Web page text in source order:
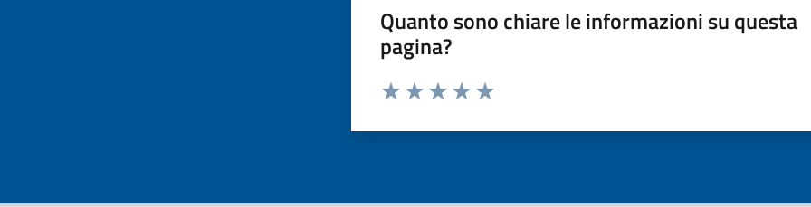
Quanto sono chiare le informazioni su questa
pagina?
Valuta da 1 a 5 stelle la pagina